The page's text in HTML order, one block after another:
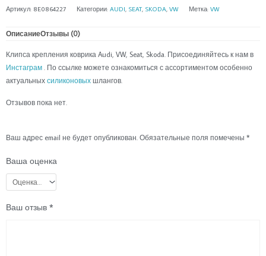
коврика
Артикул: 8E0864227 Категории: AUDI, SEAT, SKODA, VW Метка: VW
ОписаниеОтзывы (0)
Клипса крепления коврика Audi, VW, Seat, Skoda. Присоединяйтесь к нам в
Инстаграм . По ссылке можете ознакомиться с ассортиментом особенно
актуальных силиконовых шлангов.
Отзывов пока нет.
Ваш адрес email не будет опубликован. Обязательные поля помечены *
Ваша оценка
Ваш отзыв *